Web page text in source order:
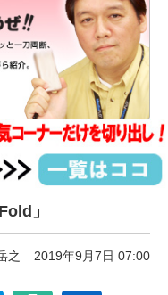
」
之 2019年9月7日 07:00